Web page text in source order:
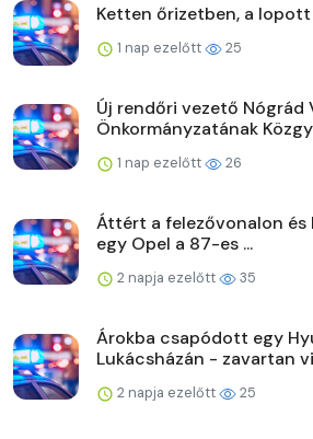
Ketten őrizetben, a
1 nap ezelőtt 25
Új rendőri vezető Nógrád
Önkormányzatának
1 nap ezelőtt 26
Áttért a felezővonalon
egy Opel a 87-es ...
2 napja ezelőtt 35
Árokba csapódott egy
Lukácsházán - zavartan
2 napja ezelőtt 25